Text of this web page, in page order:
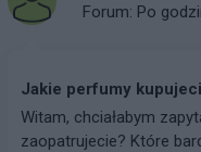
Forum: Po
Jakie perfumy
Witam, chciałabym
zaopatrujecie? Które